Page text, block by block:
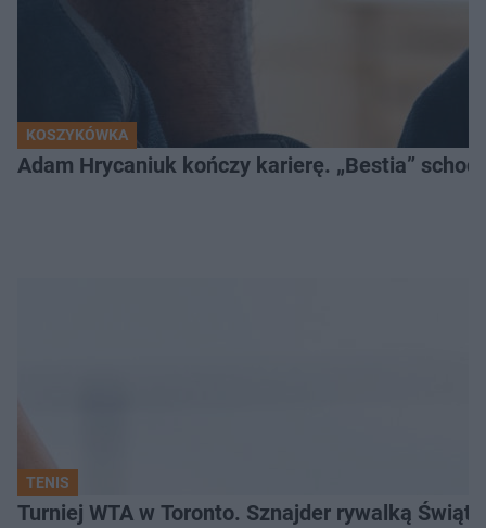
KOSZYKÓWKA
Adam Hrycaniuk kończy karierę. „Bestia”
TENIS
Turniej WTA w Toronto. Sznajder rywalką